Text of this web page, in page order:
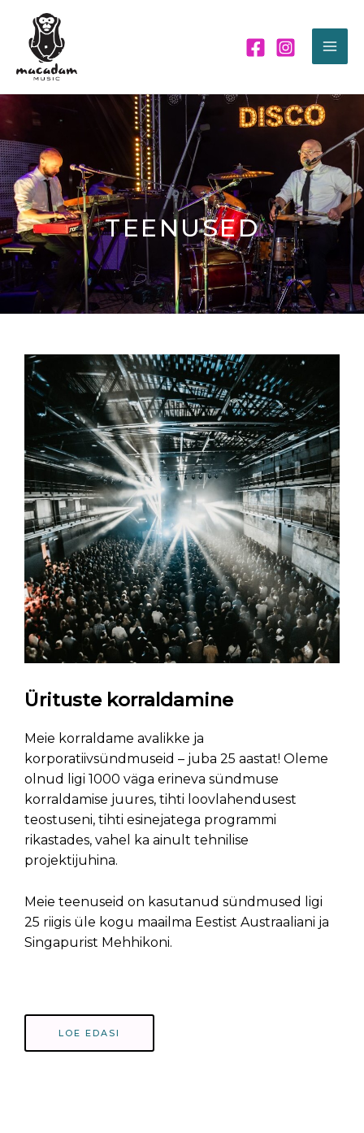
TEENUSED
Ürituste korraldamine
Meie korraldame avalikke ja
korporatiivsündmuseid – juba 25 aastat! Oleme
olnud ligi 1000 väga erineva sündmuse
korraldamise juures, tihti loovlahendusest
teostuseni, tihti esinejatega programmi
rikastades, vahel ka ainult tehnilise
projektijuhina.
Meie teenuseid on kasutanud sündmused ligi
25 riigis üle kogu maailma Eestist Austraaliani ja
Singapurist Mehhikoni.
LOE EDASI